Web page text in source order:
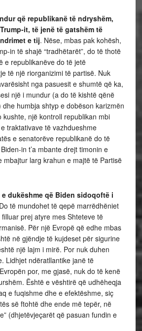
që republikanë të ndryshëm,
it, të jenë të gatshëm të
e tij. Nëse, mbas pak kohësh,
in të shajë “tradhëtarët”, do të thotë
e republikanëve do të jetë
të një riorganizimi të partisë. Nuk
nga pasuesit e shumtë që ka,
një i mundur (a do të kishtë qënë
humbja shtyp e dobëson karizmën
kushte, një kontroll republikan mbi
traktativave të vazhdueshme
e senatorëve republikanë do të
in t’a mbante drejt timonin e
mbajtur larg krahun e majtë të Partisë
dukëshme që Biden sidoqoftë i
të mundohet të qepë marrëdhëniet
prej atyre mes Shteteve të
Për një Evropë që edhe mbas
në gjëndje të kujdeset për sigurine
një lajm i mirë. Por nuk duhen
Lidhjet ndëratllantike janë të
por, me gjasë, nuk do të kenë
Është e vështirë që udhëheqja
e fuqishme dhe e efektëshme, siç
së ftohtë dhe ende më tepër, në
(dhjetëvjeçarët që pasuan fundin e